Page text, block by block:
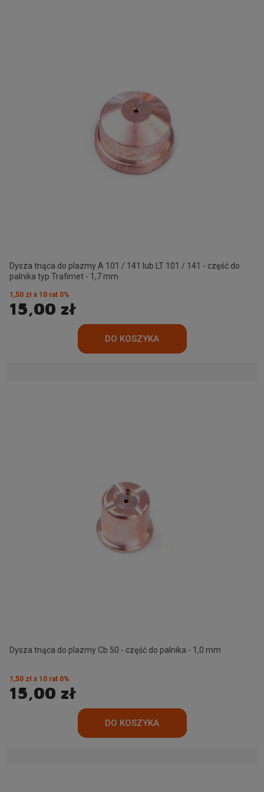
Dysza tnąca do plazmy A 101 / 141 lub LT 101 / 141 - część do
palnika typ Trafimet - 1,7 mm
15,00 zł
1,50 zł x 10 rat 0%
Dysza tnąca do plazmy Cb 50 - część do palnika - 1,0 mm
15,00 zł
1,50 zł x 10 rat 0%